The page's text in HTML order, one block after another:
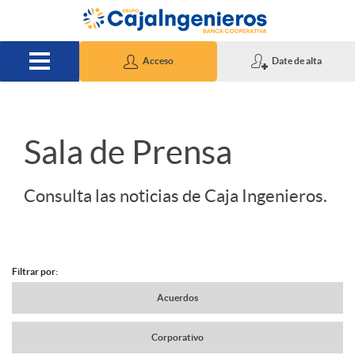
Saltar al contenido principal
Acceso Date de alta
S
Sala de Prensa
Consulta las noticias de Caja Ingenieros.
N
Filtrar por:
Acuerdos
Corporativo